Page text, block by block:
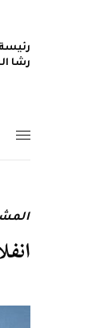
رئيسة
رشا